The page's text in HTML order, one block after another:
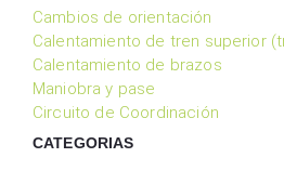
Cambios de orientación
Calentamiento de tren superior
Calentamiento de brazos
Maniobra y pase
Circuito de Coordinación
CATEGORIAS